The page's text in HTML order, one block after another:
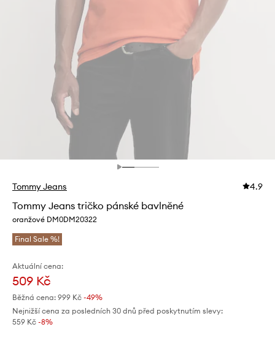
Tommy Jeans 4.9
Tommy Jeans tričko pánské bavlněné
oranžové DM0DM20322
Final Sale %!
Aktuální cena:
509 Kč
Běžná cena: 999 Kč -49%
Nejnižší cena za posledních 30 dnů před poskytnutím slevy:
559 Kč -8%